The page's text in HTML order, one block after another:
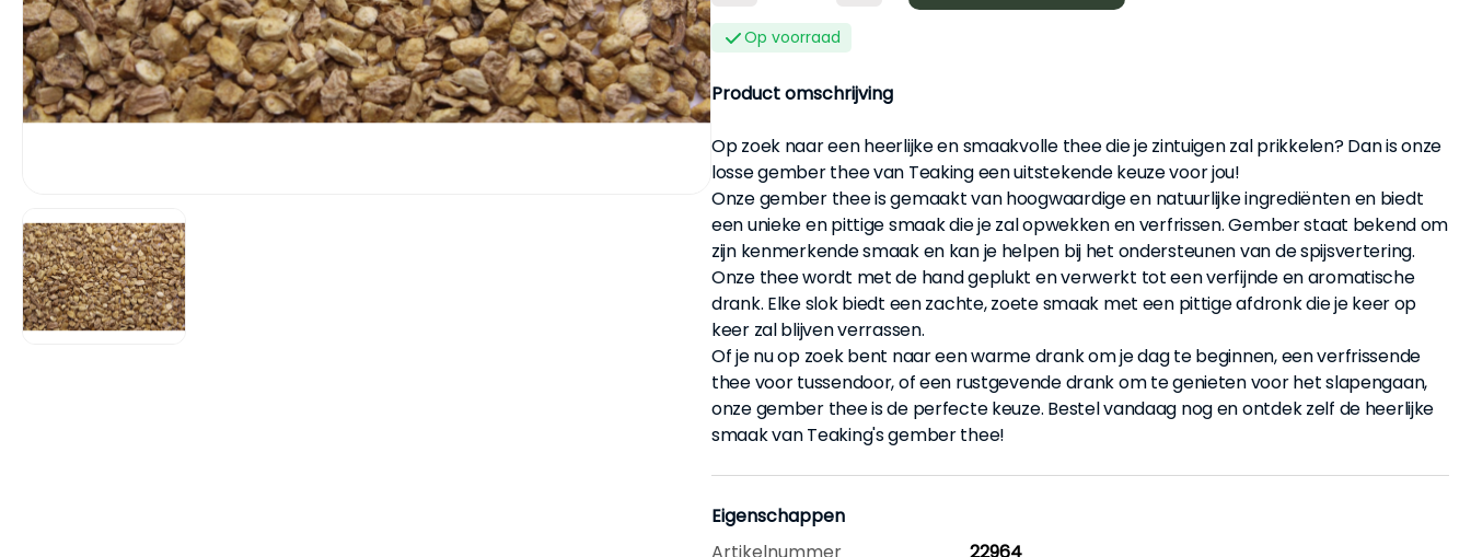
Op voorraad
Product omschrijving
Op zoek naar een heerlijke en smaakvolle thee die je zintuigen zal prikkelen? Dan is onze
losse gember thee van Teaking een uitstekende keuze voor jou!
Onze gember thee is gemaakt van hoogwaardige en natuurlijke ingrediënten en biedt
een unieke en pittige smaak die je zal opwekken en verfrissen. Gember staat bekend om
zijn kenmerkende smaak en kan je helpen bij het ondersteunen van de spijsvertering.
Onze thee wordt met de hand geplukt en verwerkt tot een verfijnde en aromatische
drank. Elke slok biedt een zachte, zoete smaak met een pittige afdronk die je keer op
keer zal blijven verrassen.
Of je nu op zoek bent naar een warme drank om je dag te beginnen, een verfrissende
thee voor tussendoor, of een rustgevende drank om te genieten voor het slapengaan,
onze gember thee is de perfecte keuze. Bestel vandaag nog en ontdek zelf de heerlijke
smaak van Teaking's gember thee!
Eigenschappen